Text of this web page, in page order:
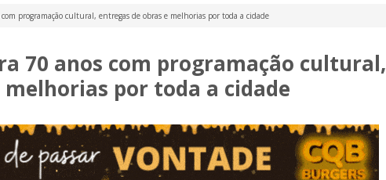
programação cultural, entregas de obras e melhorias por toda a cidade
70 anos com programação cultural,
por toda a cidade